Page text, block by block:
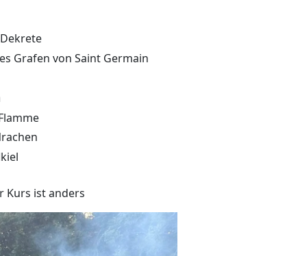
Grafen von Saint Germain
Kurs ist anders